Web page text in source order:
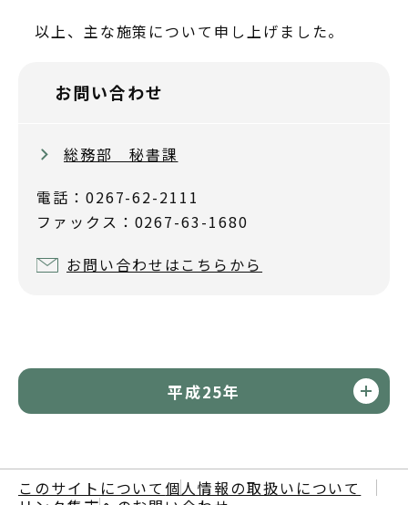
以上、主な施策について申し上げました。
お問い合わせ
総務部 秘書課
電話：0267-62-2111
ファックス：0267-63-1680
お問い合わせはこちらから
平成25年
このサイトについて 個人情報の取扱いについて